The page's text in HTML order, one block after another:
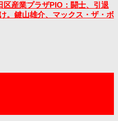
産業プラザPIO：闘士、引退
。鍵山雄介、マックス・ザ・ボ